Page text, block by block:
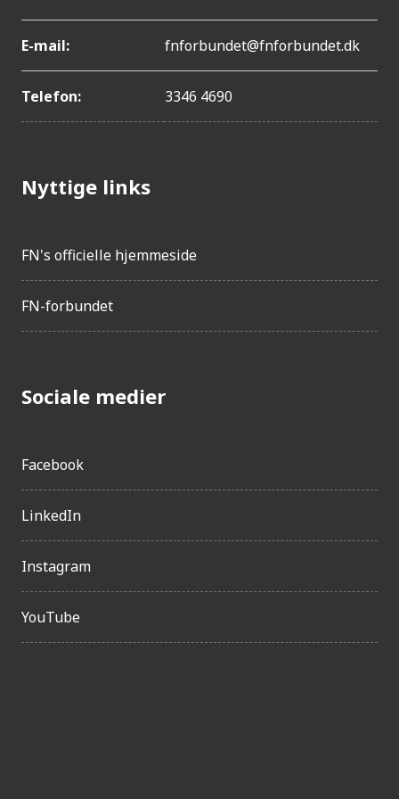
E-mail: fnforbundet@fnforbundet.dk
Telefon: 3346 4690
Nyttige links
FN's officielle hjemmeside
FN-forbundet
Sociale medier
Facebook
LinkedIn
Instagram
YouTube